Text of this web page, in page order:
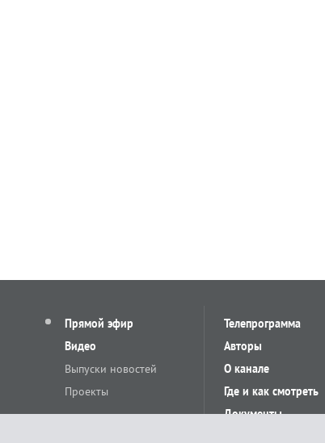
Прямой эфир
Видео
Выпуски новостей
Проекты
Телепрограмма
Авторы
О канале
Где и как смотреть
Документы